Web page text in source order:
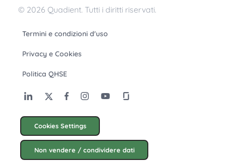
© 2026 Quadient. Tutti i diritti riservati.
Termini e condizioni d'uso
Privacy e Cookies
Politica QHSE
Cookies Settings
Non vendere / condividere dati